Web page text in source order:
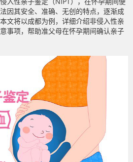
因其安全、准确、无创的特点，逐渐成
文将以成都为例，详细介绍非侵入性亲
事项，帮助准父母在怀孕期间确认亲子